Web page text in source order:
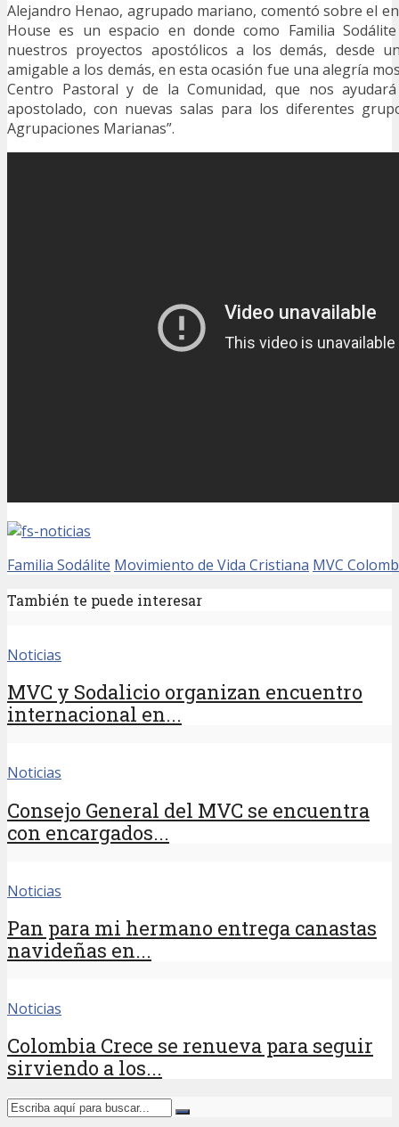
Alejandro Henao, agrupado mariano, comentó sobre el
House es un espacio en donde como Familia
nuestros proyectos apostólicos a los demás, desde
amigable a los demás, en esta ocasión fue una alegría
Centro Pastoral y de la Comunidad, que nos
apostolado, con nuevas salas para los diferentes
Agrupaciones Marianas”.
Familia Sodálite Movimiento de Vida Cristiana MVC
También te puede interesar
Noticias
MVC y Sodalicio organizan encuentro
internacional en...
Noticias
Consejo General del MVC se encuentra
con encargados...
Noticias
Pan para mi hermano entrega canastas
navideñas en...
Noticias
Colombia Crece se renueva para seguir
sirviendo a los...